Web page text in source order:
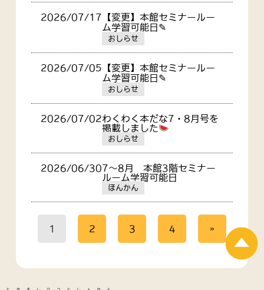
2026/07/17 【変更】本館セミナールー
ム学習可能日✎
おしらせ
2026/07/05 【変更】本館セミナールー
ム学習可能日✎
おしらせ
2026/07/02わくわく本だな7・8月号を
掲載しました
おしらせ
2026/06/307～8月 本館3階セミナー
ルーム学習可能日
ほんかん
1 2 3 4 »